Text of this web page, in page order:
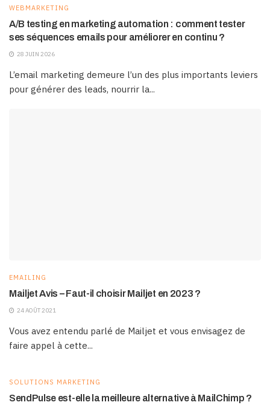
WEBMARKETING
A/B testing en marketing automation : comment tester
ses séquences emails pour améliorer en continu ?
28 JUIN 2026
L’email marketing demeure l’un des plus importants leviers
pour générer des leads, nourrir la...
EMAILING
Mailjet Avis – Faut-il choisir Mailjet en 2023 ?
24 AOÛT 2021
Vous avez entendu parlé de Mailjet et vous envisagez de
faire appel à cette...
SOLUTIONS MARKETING
SendPulse est-elle la meilleure alternative à MailChimp ?